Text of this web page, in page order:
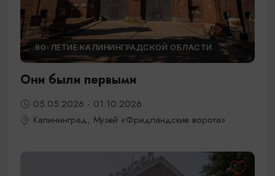
80-ЛЕТИЕ КАЛИНИНГРАДСКОЙ ОБЛАСТИ
Они были первыми
05.05.2026 - 01.10.2026
Калининград, Музей «Фридландские ворота»